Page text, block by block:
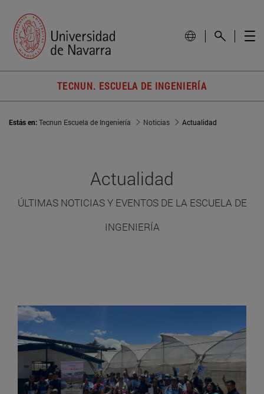
TECNUN. ESCUELA DE INGENIERÍA
Estás en:Tecnun Escuela de Ingeniería Noticias Actualidad
Actualidad
ÚLTIMAS NOTICIAS Y EVENTOS DE LA ESCUELA DE
INGENIERÍA